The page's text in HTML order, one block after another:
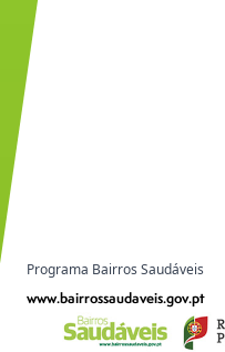
Programa Bairros Saudáveis
www.bairrossaudaveis.gov.pt